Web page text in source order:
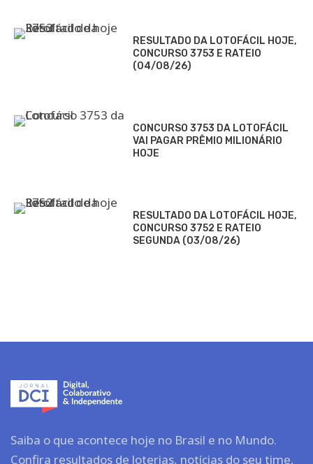
RESULTADO DA LOTOFÁCIL HOJE,
CONCURSO 3753 E RATEIO
(04/08/26)
CONCURSO 3753 DA LOTOFÁCIL
VAI PAGAR PRÊMIO MILIONÁRIO
HOJE
RESULTADO DA LOTOFÁCIL HOJE,
CONCURSO 3752 E RATEIO
SEGUNDA (03/08/26)
Saiba o que acontece hoje no Brasil e no Mundo.
Confira resultados de loterias, notícias do seu time,